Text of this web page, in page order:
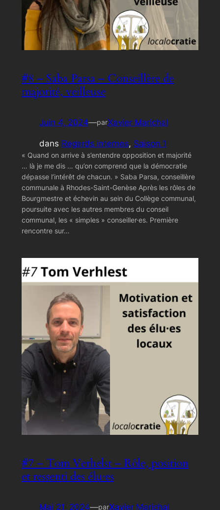
#8 – Saba Parsa – Conseillère de
majorité, veilleuse
Juin 4, 2024—parXavier Marichal
dans Regards internes, Saison 1
« Quand on arrive à s’entendre opposition et majorité
… là je me dis … qu’on comprend que la démocratie
dépasse l’intérêt de chacun. » Saba Parsa, conseillère
communale à Rhodes-Saint-Genèse Après les rôles de
Bourgmestre et échevin au sein du Collège communal,
poursuite avec les autres membres du conseil
communal, les « simples » conseiller·es. Première
rencontre sur…
#7 – Tom Verhelst – Rôle, position
et ressenti des élu·es
Mai 21, 2024—parXavier Marichal